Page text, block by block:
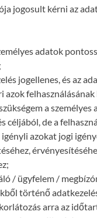
jogosult kérni az
adatok
jogellenes, és az
azok
a személyes
céljából, de a
azokat jogi
/ ügyfelem /
történő
arra az